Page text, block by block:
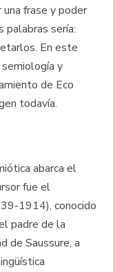
una frase y poder
palabras sería:
En este
y
de Eco
todavía.
abarca el
fue el
1914), conocido
padre de la
de Saussure, a